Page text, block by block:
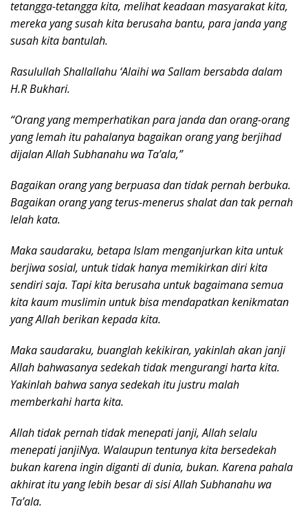
tetangga-tetangga kita, melihat keadaan masyarakat kita,
mereka yang susah kita berusaha bantu, para janda yang
susah kita bantulah.
Rasulullah Shallallahu ‘Alaihi wa Sallam bersabda dalam
H.R Bukhari.
“Orang yang memperhatikan para janda dan orang-orang
yang lemah itu pahalanya bagaikan orang yang berjihad
dijalan Allah Subhanahu wa Ta’ala,”
Bagaikan orang yang berpuasa dan tidak pernah berbuka.
Bagaikan orang yang terus-menerus shalat dan tak pernah
lelah kata.
Maka saudaraku, betapa Islam menganjurkan kita untuk
berjiwa sosial, untuk tidak hanya memikirkan diri kita
sendiri saja. Tapi kita berusaha untuk bagaimana semua
kita kaum muslimin untuk bisa mendapatkan kenikmatan
yang Allah berikan kepada kita.
Maka saudaraku, buanglah kekikiran, yakinlah akan janji
Allah bahwasanya sedekah tidak mengurangi harta kita.
Yakinlah bahwa sanya sedekah itu justru malah
memberkahi harta kita.
Allah tidak pernah tidak menepati janji, Allah selalu
menepati janjiNya. Walaupun tentunya kita bersedekah
bukan karena ingin diganti di dunia, bukan. Karena pahala
akhirat itu yang lebih besar di sisi Allah Subhanahu wa
Ta’ala.